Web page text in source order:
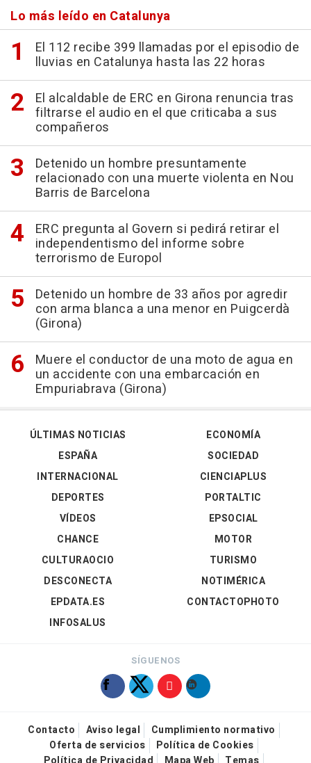
Lo más leído en Catalunya
El 112 recibe 399 llamadas por el episodio de
lluvias en Catalunya hasta las 22 horas
El alcaldable de ERC en Girona renuncia tras
filtrarse el audio en el que criticaba a sus
compañeros
Detenido un hombre presuntamente
relacionado con una muerte violenta en Nou
Barris de Barcelona
ERC pregunta al Govern si pedirá retirar el
independentismo del informe sobre
terrorismo de Europol
Detenido un hombre de 33 años por agredir
con arma blanca a una menor en Puigcerdà
(Girona)
Muere el conductor de una moto de agua en
un accidente con una embarcación en
Empuriabrava (Girona)
ÚLTIMAS NOTICIAS
ESPAÑA
INTERNACIONAL
DEPORTES
VÍDEOS
ECONOMÍA
SOCIEDAD
CIENCIAPLUS
PORTALTIC
EPSOCIAL
CHANCE
CULTURAOCIO
DESCONECTA
EPDATA.ES
INFOSALUS
MOTOR
TURISMO
NOTIMÉRICA
CONTACTOPHOTO
SÍGUENOS
Contacto Aviso legal
Cumplimiento normativo
Oferta de servicios
Política de Cookies